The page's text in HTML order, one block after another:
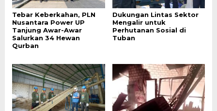
Tebar Keberkahan, PLN
Nusantara Power UP
Tanjung Awar-Awar
Salurkan 34 Hewan
Qurban
Dukungan Lintas Sektor
Mengalir untuk
Perhutanan Sosial di
Tuban